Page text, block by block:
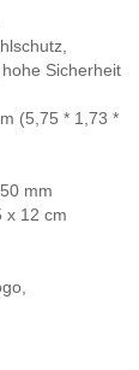
Sicherheit
(5,75 * 1,73 *
mm
x 12 cm